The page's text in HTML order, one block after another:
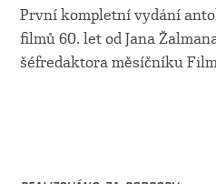
První kompletní vydání
filmů 60. let od Jana
šéfredaktora měsíčníku